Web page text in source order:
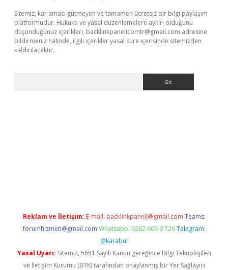
Sitemiz, kar amacı gütmeyen ve tamamen ücretsiz bir bilgi paylaşım
platformudur. Hukuka ve yasal düzenlemelere aykırı olduğunu
düşündüğünüz içerikleri, backlinkpanelicomtr@gmail.com adresine
bildirmeniz halinde, ilgili içerikler yasal süre içerisinde sitemizden
kaldırılacaktır.
Reklam ve İletişim: E-mail: backlinkpaneli@gmail.com Teams:
forumhizmeti@gmail.com Whatsapp: 0262 606 0 726 Telegram:
@karabul
Yasal Uyarı: Sitemiz, 5651 Sayılı Kanun gereğince Bilgi Teknolojileri
ve İletişim Kurumu (BTK) tarafından onaylanmış bir Yer Sağlayıcı